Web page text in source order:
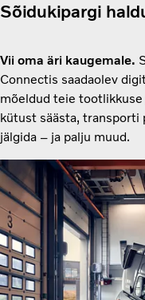
Sõidukipargi
Vii oma äri kaugemale.
Connectis saadaolev
mõeldud teie
kütust säästa, transporti
jälgida – ja palju muud.